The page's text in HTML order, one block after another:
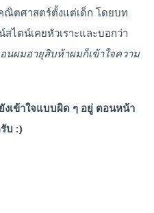
ณิตศาสตร์ตั้งแต่เด็ก โดยบท
ตน์เคยหัวเราะและบอกว่า
ผมอายุสิบห้าผมก็เข้าใจความ
งเข้าใจแบบผิด ๆ อยู่ ตอนหน้า
บ :)